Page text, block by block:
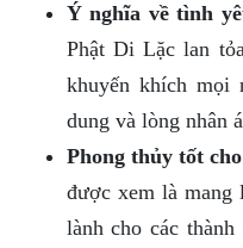
Ý nghĩa về tình
Phật Di Lặc lan
khuyến khích mọi
dung và lòng nhân
Phong thủy tốt
được xem là mang
lành cho các